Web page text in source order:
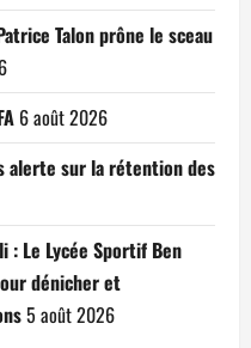
Talon prône le sceau
6 août 2026
alerte sur la rétention des
: Le Lycée Sportif Ben
dénicher et
5 août 2026